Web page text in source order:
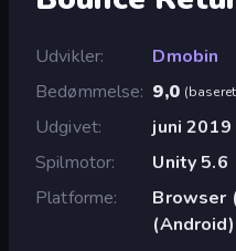
Udvikler
Dmobin
Bedømmelse 9,0 (
Udgivet
juni 2019
Spilmotor
Unity 5.6
Platforme
Browser
(Android)